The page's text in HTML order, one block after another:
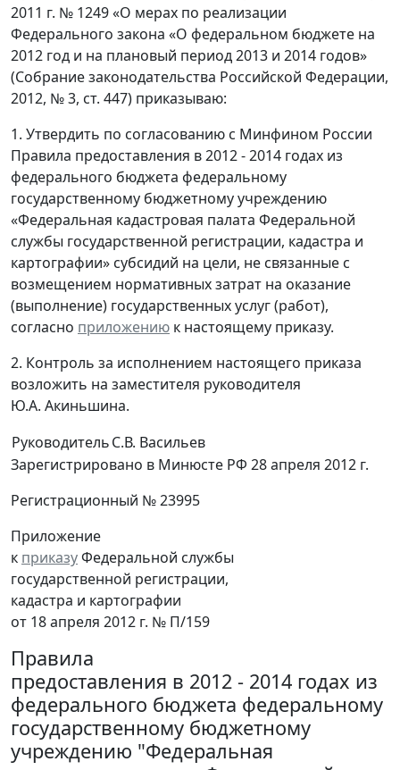
2011 г. № 1249 «О мерах по реализации
Федерального закона «О федеральном бюджете на
2012 год и на плановый период 2013 и 2014 годов»
(Собрание законодательства Российской Федерации,
2012, № 3, ст. 447) приказываю:
1. Утвердить по согласованию с Минфином России
Правила предоставления в 2012 - 2014 годах из
федерального бюджета федеральному
государственному бюджетному учреждению
«Федеральная кадастровая палата Федеральной
службы государственной регистрации, кадастра и
картографии» субсидий на цели, не связанные с
возмещением нормативных затрат на оказание
(выполнение) государственных услуг (работ),
согласно приложению к настоящему приказу.
2. Контроль за исполнением настоящего приказа
возложить на заместителя руководителя
Ю.А. Акиньшина.
РуководительС.В. Васильев
Зарегистрировано в Минюсте РФ 28 апреля 2012 г.
Регистрационный № 23995
Приложение
к приказуФедеральной службы
государственной регистрации,
кадастра и картографии
от 18 апреля 2012 г. № П/159
Правила
предоставления в 2012 - 2014 годах из
федерального бюджета федеральному
государственному бюджетному
учреждению "Федеральная